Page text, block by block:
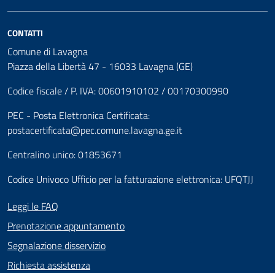
CONTATTI
Comune di Lavagna
Piazza della Libertà 47 - 16033 Lavagna (GE)
Codice fiscale / P. IVA: 00601910102 / 00170300990
PEC - Posta Elettronica Certificata:
postacertificata@pec.comune.lavagna.ge.it
Centralino unico: 01853671
Codice Univoco Ufficio per la fatturazione elettronica: UFQTJJ
Leggi le FAQ
Prenotazione appuntamento
Segnalazione disservizio
Richiesta assistenza